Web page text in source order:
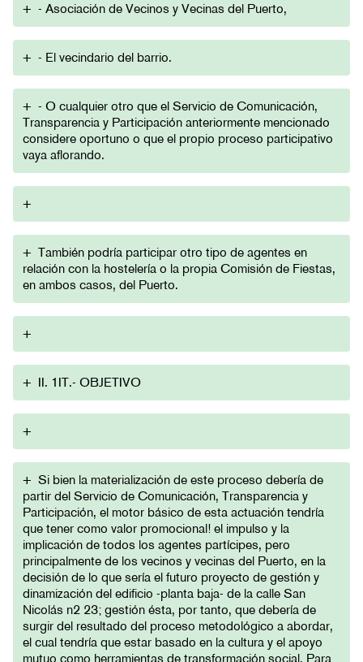
+ - Asociación de Vecinos y Vecinas del Puerto,
+ - El vecindario del barrio.
+ - O cualquier otro que el Servicio de Comunicación,
Transparencia y Participación anteriormente mencionado
considere oportuno o que el propio proceso participativo
vaya aflorando.
+
+ También podría participar otro tipo de agentes en
relación con la hostelería o la propia Comisión de Fiestas,
en ambos casos, del Puerto.
+
+ II. 1IT.- OBJETIVO
+
+ Si bien la materialización de este proceso debería de
partir del Servicio de Comunicación, Transparencia y
Participación, el motor básico de esta actuación tendría
que tener como valor promocional! el impulso y la
implicación de todos los agentes partícipes, pero
principalmente de los vecinos y vecinas del Puerto, en la
decisión de lo que sería el futuro proyecto de gestión y
dinamización del edificio -planta baja- de la calle San
Nicolás n2 23; gestión ésta, por tanto, que debería de
surgir del resultado del proceso metodológico a abordar,
el cual tendría que estar basado en la cultura y el apoyo
mutuo como herramientas de transformación social. Para